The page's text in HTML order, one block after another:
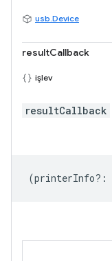
usb.Device
resultCallback
işlev
resultCallback
(printerInfo? :